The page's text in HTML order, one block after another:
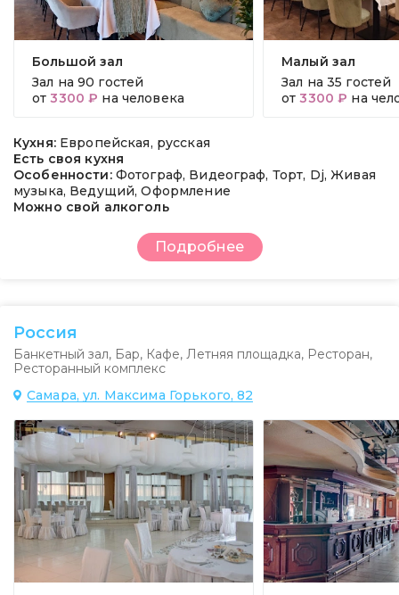
Большой зал
Зал на 90 гостей
от3300 ₽ на человека
Малый зал
Зал на 35 гостей
от3300 ₽ на
Кухня: Европейская, русская
Есть своя кухня
Особенности: Фотограф, Видеограф, Торт, Dj, Живая
музыка, Ведущий, Оформление
Можно свой алкоголь
Подробнее
Россия
Банкетный зал, Бар, Кафе, Летняя площадка, Ресторан,
Ресторанный комплекс
Самара, ул. Максима Горького, 82